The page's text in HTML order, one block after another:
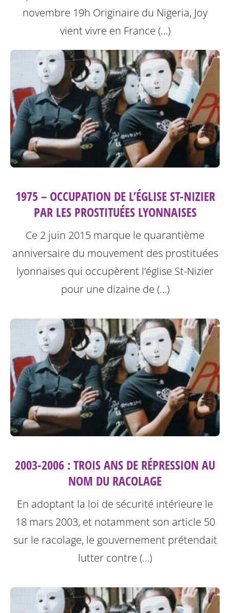
novembre 19h Originaire du Nigeria, Joy
vient vivre en France (…)
1975 – OCCUPATION DE L’ÉGLISE ST-NIZIER
PAR LES PROSTITUÉES LYONNAISES
Ce 2 juin 2015 marque le quarantième
anniversaire du mouvement des prostituées
lyonnaises qui occupèrent l’église St-Nizier
pour une dizaine de (…)
2003-2006 : TROIS ANS DE RÉPRESSION AU
NOM DU RACOLAGE
En adoptant la loi de sécurité intérieure le
18 mars 2003, et notamment son article 50
sur le racolage, le gouvernement prétendait
lutter contre (…)